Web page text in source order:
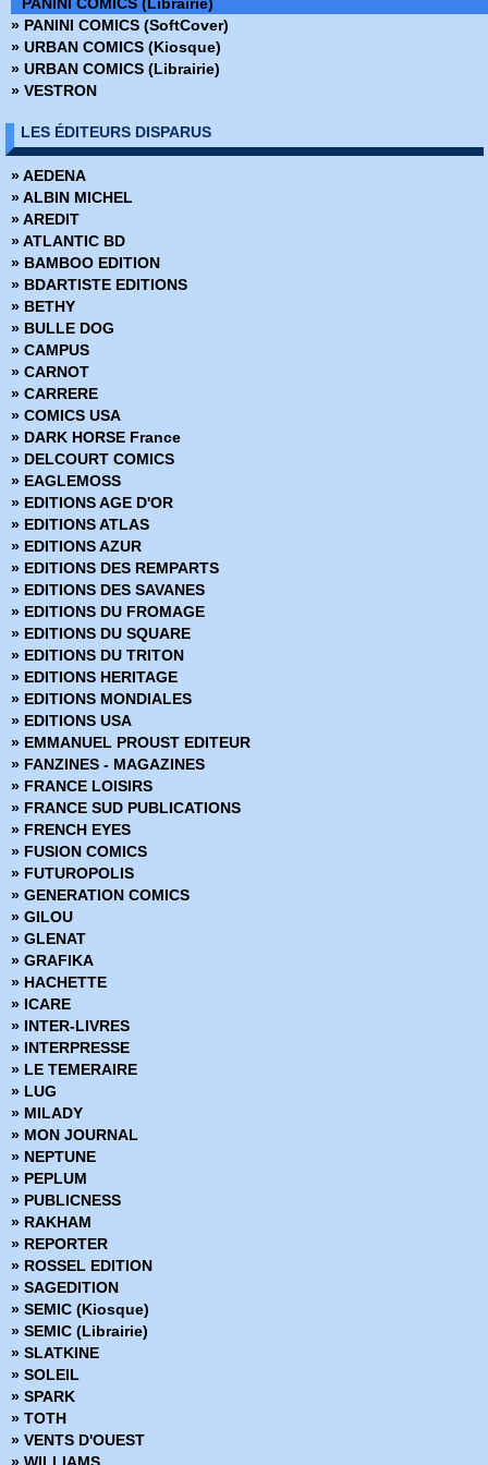
» Dark Horse
» Dark Side
» DC Absolute
» DC Anthologie
» DC Archives
» DC Cult
» DC Deluxe
» DC Heroes
» DC Icons
» DC Omnibus
» Deadpool Versus
» Dynamite
» Edition limitée
» Edition Prestige
» Encyclopédies Marvel
» Ere de Conan
» Fringe
» Green Hornet
» Hors Collections
» Iron-man - Les Aventures
» La planéte des singes
» Le printemps des Comics
» Les chroniques de Conan
» Marvel - Les grandes sagas
» Marvel - Les incontournables
» Marvel - Les origines
» Marvel Absolute
» Marvel Anthologie
» Marvel Aventures
» Marvel Cinematic
» Marvel Classic - Les Intégrales
» Marvel Dark
» Marvel Decades
» Marvel Deluxe
» Marvel Epic Collection
» Marvel Events
» Marvel Gold
» Marvel Graphic Novels
» Marvel Icons
» Marvel Illustration Book
» Marvel Kids
» Marvel Legacy
» Marvel Max
» Marvel Mini Monster
» Marvel Monster Edition
» Marvel Multiverse
» Marvel Next Gen
» Marvel Now
» Marvel Omnibus
» Marvel Poche
» Marvel Premium
» Marvel Prestige
» Marvel Select
» Marvel Super Héroines
» Marvel Transatlantique
» Marvel Verse
» Marvel Vintage
» Marvel Visionnaries
» Millarworld
» Miracleman
» Must Have
» Nomen Omen
» Panini Comics France fête ses 20 ans
» Powers
» Prix Découverte
» Project Superpowers
» PANINI COMICS (SoftCover)
» URBAN COMICS (Kiosque)
» URBAN COMICS (Librairie)
» VESTRON
LES ÉDITEURS DISPARUS
» AEDENA
» ALBIN MICHEL
» AREDIT
» ATLANTIC BD
» BAMBOO EDITION
» BDARTISTE EDITIONS
» BETHY
» BULLE DOG
» CAMPUS
» CARNOT
» CARRERE
» COMICS USA
» DARK HORSE France
» DELCOURT COMICS
» EAGLEMOSS
» EDITIONS AGE D'OR
» EDITIONS ATLAS
» EDITIONS AZUR
» EDITIONS DES REMPARTS
» EDITIONS DES SAVANES
» EDITIONS DU FROMAGE
» EDITIONS DU SQUARE
» EDITIONS DU TRITON
» EDITIONS HERITAGE
» EDITIONS MONDIALES
» EDITIONS USA
» EMMANUEL PROUST EDITEUR
» FANZINES - MAGAZINES
» FRANCE LOISIRS
» FRANCE SUD PUBLICATIONS
» FRENCH EYES
» FUSION COMICS
» FUTUROPOLIS
» GENERATION COMICS
» GILOU
» GLENAT
» GRAFIKA
» HACHETTE
» ICARE
» INTER-LIVRES
» INTERPRESSE
» LE TEMERAIRE
» LUG
» MILADY
» MON JOURNAL
» NEPTUNE
» PEPLUM
» PUBLICNESS
» RAKHAM
» REPORTER
» ROSSEL EDITION
» SAGEDITION
» SEMIC (Kiosque)
» SEMIC (Librairie)
» SLATKINE
» SOLEIL
» SPARK
» TOTH
» VENTS D'OUEST